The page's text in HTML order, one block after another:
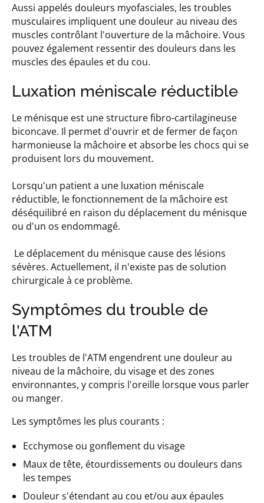
Aussi appelés douleurs myofasciales, les troubles
musculaires impliquent une douleur au niveau des
muscles contrôlant l'ouverture de la mâchoire. Vous
pouvez également ressentir des douleurs dans les
muscles des épaules et du cou.
Luxation méniscale réductible
Le ménisque est une structure fibro-cartilagineuse
biconcave. Il permet d'ouvrir et de fermer de façon
harmonieuse la mâchoire et absorbe les chocs qui se
produisent lors du mouvement.
Lorsqu'un patient a une luxation méniscale
réductible, le fonctionnement de la mâchoire est
déséquilibré en raison du déplacement du ménisque
ou d'un os endommagé.
Le déplacement du ménisque cause des lésions
sévères. Actuellement, il n'existe pas de solution
chirurgicale à ce problème.
Symptômes du trouble de
l'ATM
Les troubles de l'ATM engendrent une douleur au
niveau de la mâchoire, du visage et des zones
environnantes, y compris l'oreille lorsque vous parler
ou manger.
Les symptômes les plus courants :
Ecchymose ou gonflement du visage
Maux de tête, étourdissements ou douleurs dans
les tempes
Douleur s'étendant au cou et/ou aux épaules